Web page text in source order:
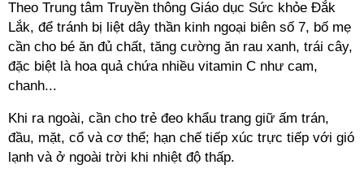
Theo Trung tâm Truyền thông Giáo dục Sức khỏe Đắk
Lắk, để tránh bị liệt dây thần kinh ngoại biên số 7, bố mẹ
cần cho bé ăn đủ chất, tăng cường ăn rau xanh, trái cây,
đặc biệt là hoa quả chứa nhiều vitamin C như cam,
chanh...
Khi ra ngoài, cần cho trẻ đeo khẩu trang giữ ấm trán,
đầu, mặt, cổ và cơ thể; hạn chế tiếp xúc trực tiếp với gió
lạnh và ở ngoài trời khi nhiệt độ thấp.